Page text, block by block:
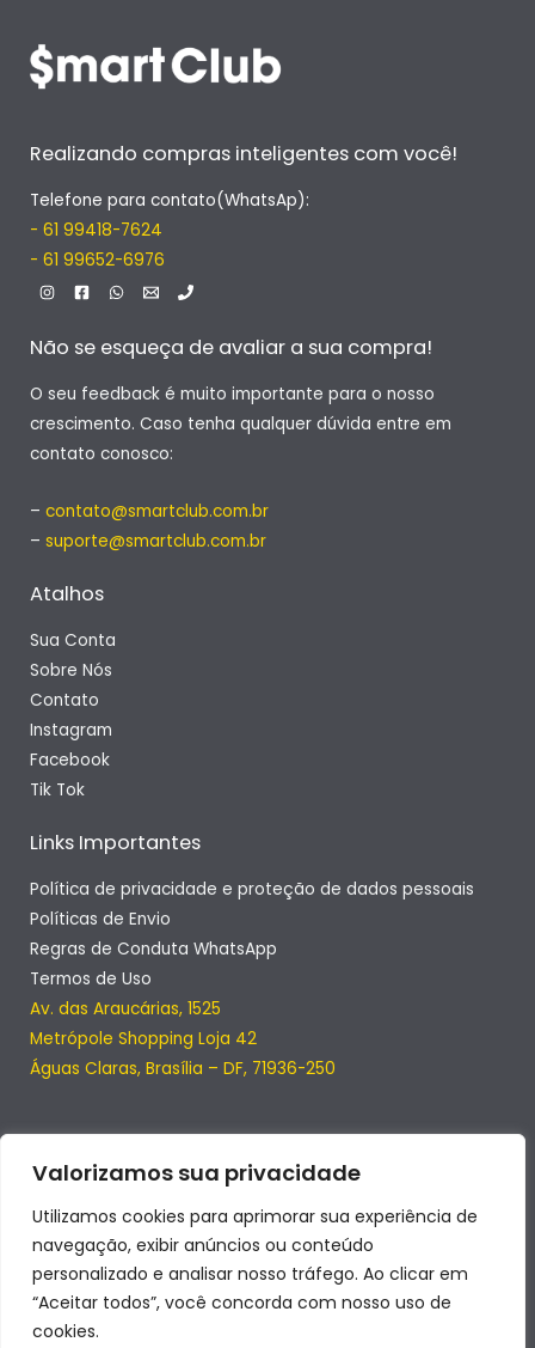
Valorizamos sua privacidade
Utilizamos cookies para aprimorar sua experiência de
navegação, exibir anúncios ou conteúdo
personalizado e analisar nosso tráfego. Ao clicar em
“Aceitar todos”, você concorda com nosso uso de
cookies.
Realizando compras inteligentes com você!
Telefone para contato(WhatsAp):
- 61 99418-7624
- 61 99652-6976
Não se esqueça de avaliar a sua compra!
O seu feedback é muito importante para o nosso
crescimento. Caso tenha qualquer dúvida entre em
contato conosco:
– contato@smartclub.com.br
– suporte@smartclub.com.br
Atalhos
Sua Conta
Sobre Nós
Contato
Instagram
Facebook
Tik Tok
Links Importantes
Política de privacidade e proteção de dados pessoais
Políticas de Envio
Regras de Conduta WhatsApp
Termos de Uso
Av. das Araucárias, 1525
Metrópole Shopping Loja 42
Águas Claras, Brasília – DF, 71936-250